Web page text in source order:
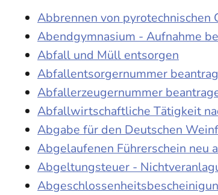
Abbrennen von pyrotechnischen
Abendgymnasium - Aufnahme
Abfall und Müll entsorgen
Abfallentsorgernummer
Abfallerzeugernummer
Abfallwirtschaftliche Tätigkeit
Abgabe für den Deutschen
Abgelaufenen Führerschein neu
Abgeltungsteuer -